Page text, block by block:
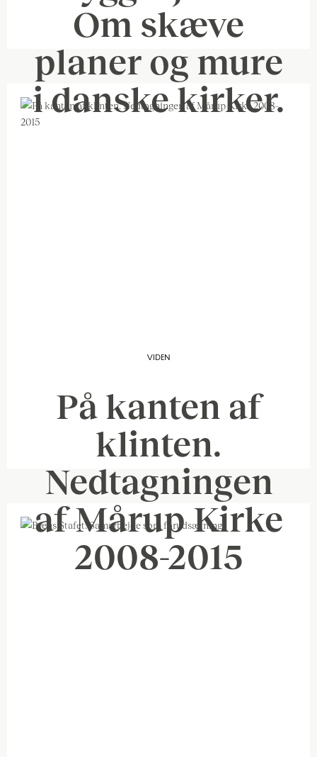
Om skæve
planer og mure
i danske kirker.
På kanten af
klinten.
Nedtagningen
af Mårup Kirke
2008-2015
VIDEN